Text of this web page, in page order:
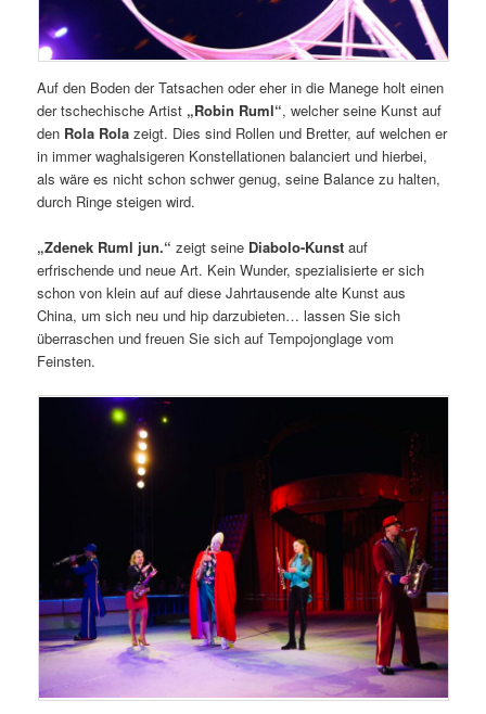
Auf den Boden der Tatsachen oder eher in die Manege holt einen
der tschechische Artist „Robin Ruml“, welcher seine Kunst auf
den Rola Rola zeigt. Dies sind Rollen und Bretter, auf welchen er
in immer waghalsigeren Konstellationen balanciert und hierbei,
als wäre es nicht schon schwer genug, seine Balance zu halten,
durch Ringe steigen wird.
„Zdenek Ruml jun.“ zeigt seine Diabolo-Kunst auf
erfrischende und neue Art. Kein Wunder, spezialisierte er sich
schon von klein auf auf diese Jahrtausende alte Kunst aus
China, um sich neu und hip darzubieten… lassen Sie sich
überraschen und freuen Sie sich auf Tempojonglage vom
Feinsten.